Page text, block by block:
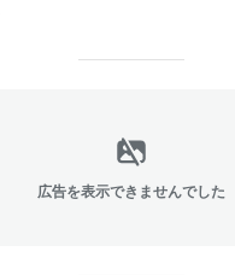
広告を表示できませんでした